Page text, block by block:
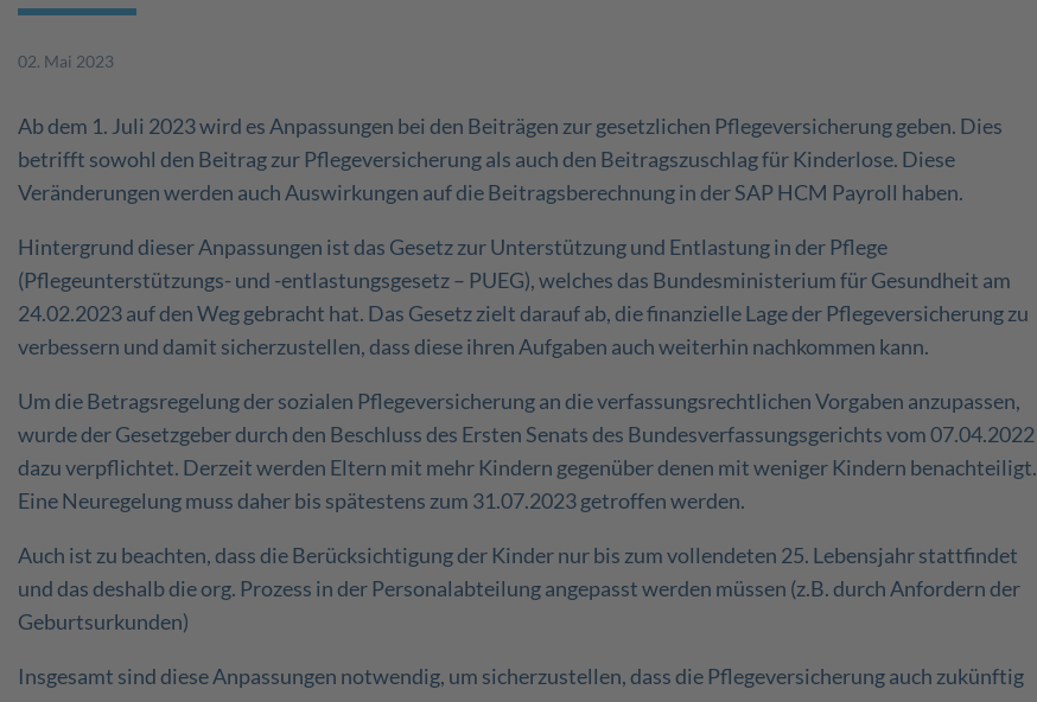
02. Mai 2023
Ab dem 1. Juli 2023 wird es Anpassungen bei den Beiträgen zur gesetzlichen Pflegeversicherung geben. Dies
betrifft sowohl den Beitrag zur Pflegeversicherung als auch den Beitragszuschlag für Kinderlose. Diese
Veränderungen werden auch Auswirkungen auf die Beitragsberechnung in der SAP HCM Payroll haben.
Hintergrund dieser Anpassungen ist das Gesetz zur Unterstützung und Entlastung in der Pflege
(Pflegeunterstützungs- und -entlastungsgesetz – PUEG), welches das Bundesministerium für Gesundheit am
24.02.2023 auf den Weg gebracht hat. Das Gesetz zielt darauf ab, die finanzielle Lage der Pflegeversicherung zu
verbessern und damit sicherzustellen, dass diese ihren Aufgaben auch weiterhin nachkommen kann.
Um die Betragsregelung der sozialen Pflegeversicherung an die verfassungsrechtlichen Vorgaben anzupassen,
wurde der Gesetzgeber durch den Beschluss des Ersten Senats des Bundesverfassungsgerichts vom 07.04.2022
dazu verpflichtet. Derzeit werden Eltern mit mehr Kindern gegenüber denen mit weniger Kindern benachteiligt.
Eine Neuregelung muss daher bis spätestens zum 31.07.2023 getroffen werden.
Auch ist zu beachten, dass die Berücksichtigung der Kinder nur bis zum vollendeten 25. Lebensjahr stattfindet
und das deshalb die org. Prozess in der Personalabteilung angepasst werden müssen (z.B. durch Anfordern der
Geburtsurkunden)
Insgesamt sind diese Anpassungen notwendig, um sicherzustellen, dass die Pflegeversicherung auch zukünftig